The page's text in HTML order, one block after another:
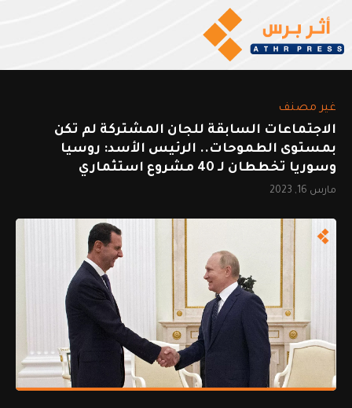
غير مصنف
الاجتماعات السابقة للجان المشتركة لم تكن
بمستوى الطموحات.. الرئيس الأسد: روسيا
وسوريا تخططان لـ 40 مشروع استثماري
مارس 16, 2023